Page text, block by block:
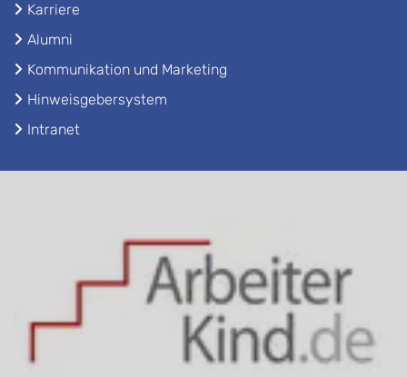
Karriere
Alumni
Kommunikation und Marketing
Hinweisgebersystem
Intranet